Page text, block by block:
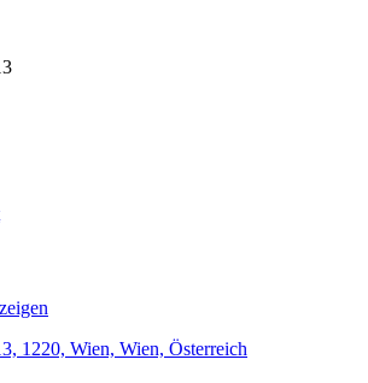
1220, Wien, Wien, Österreich